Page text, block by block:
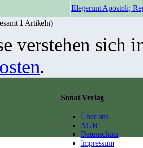
Elegerunt Apostoli;
1 Artikeln)
verstehen sich
.
Sonat Verlag
Über uns
AGB
Datenschutz
Impressum